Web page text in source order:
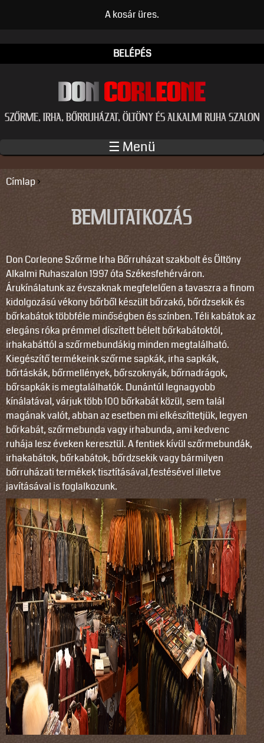
Ugrás a tartalomra
A kosár üres.
BELÉPÉS
SZŐRME, IRHA, BŐRRUHÁZAT, ÖLTÖNY ÉS ALKALMI RUHA SZALON
☰ Menü
JELENLEGI HELY
Címlap›
BEMUTATKOZÁS
Don Corleone Szőrme Irha Bőrruházat szakbolt és Öltöny
Alkalmi Ruhaszalon 1997 óta Székesfehérváron.
Árukínálatunk az évszaknak megfelelően a tavaszra a finom
kidolgozású vékony bőrből készült bőrzakó, bőrdzsekik és
bőrkabátok többféle minőségben és színben. Téli kabátok az
elegáns róka prémmel díszített bélelt bőrkabátoktól,
irhakabáttól a szőrmebundákig minden megtalálható.
Kiegészítő termékeink szőrme sapkák, irha sapkák,
bőrtáskák, bőrmellények, bőrszoknyák, bőrnadrágok,
bőrsapkák is megtalálhatók. Dunántúl legnagyobb
kínálatával, várjuk több 100 bőrkabát közül, sem talál
magának valót, abban az esetben mi elkészíttetjük, legyen
bőrkabát, szőrmebunda vagy irhabunda, ami kedvenc
ruhája lesz éveken keresztül. A fentiek kívül szőrmebundák,
irhakabátok, bőrkabátok, bőrdzsekik vagy bármilyen
bőrruházati termékek tisztításával,festésével illetve
javításával is foglalkozunk.